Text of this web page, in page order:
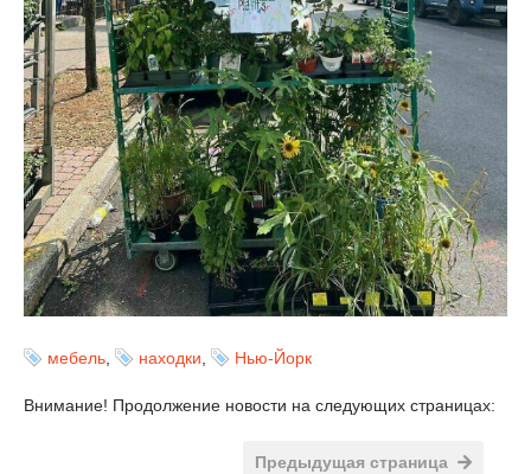
мебель находки Нью-Йорк
Внимание! Продолжение новости на следующих страницах:
Предыдущая страница